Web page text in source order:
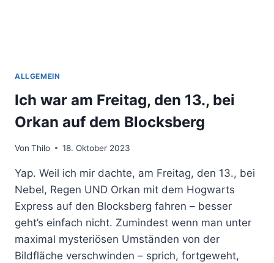
ALLGEMEIN
Ich war am Freitag, den 13., bei
Orkan auf dem Blocksberg
Von Thilo 18. Oktober 2023
Yap. Weil ich mir dachte, am Freitag, den 13., bei
Nebel, Regen UND Orkan mit dem Hogwarts
Express auf den Blocksberg fahren – besser
geht’s einfach nicht. Zumindest wenn man unter
maximal mysteriösen Umständen von der
Bildfläche verschwinden – sprich, fortgeweht,